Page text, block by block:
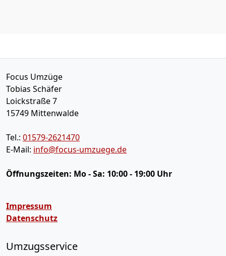
Focus Umzüge
Tobias Schäfer
Loickstraße 7
15749 Mittenwalde
Tel.: 01579-2621470
E-Mail: info@focus-umzuege.de
Öffnungszeiten: Mo - Sa: 10:00 - 19:00 Uhr
Impressum
Datenschutz
Umzugsservice